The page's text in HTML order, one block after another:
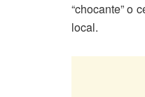
“chocante” o
local.